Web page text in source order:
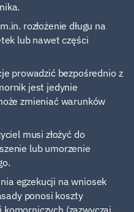
rozłożenie długu na
lub nawet części
prowadzić bezpośrednio z
jest jedynie
zmieniać warunków
musi złożyć do
lub umorzenie
egzekucji na wniosek
ponosi koszty